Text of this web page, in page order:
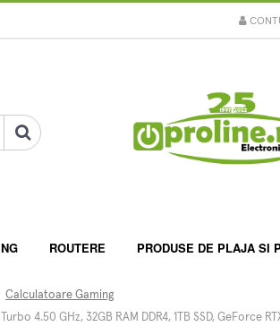
ROUTERE PRODUSE DE PLAJA SI
Calculatoare Gaming
4.50 GHz, 32GB RAM DDR4, 1TB SSD, GeForce